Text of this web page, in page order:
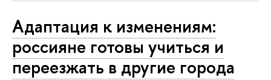
Адаптация к изменениям:
россияне готовы учиться и
переезжать в другие города